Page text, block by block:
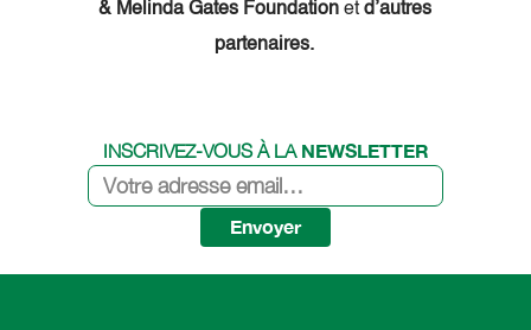
& Melinda Gates Foundation et d’autres
partenaires.
INSCRIVEZ-VOUS À LA NEWSLETTER
Envoyer